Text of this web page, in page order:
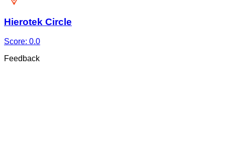
Hierotek Circle
Score: 0.0
Feedback